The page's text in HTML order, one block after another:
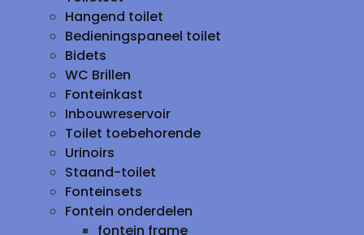
Hangend toilet
Bedieningspaneel toilet
Bidets
WC Brillen
Fonteinkast
Inbouwreservoir
Toilet toebehorende
Urinoirs
Staand-toilet
Fonteinsets
Fontein onderdelen
fontein frame